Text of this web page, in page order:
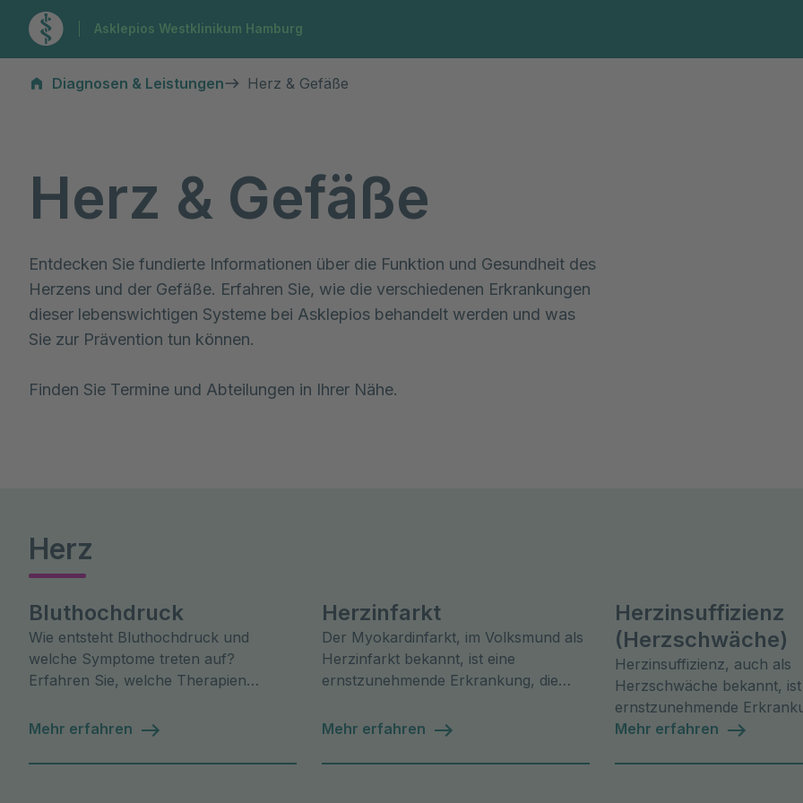
Zur Startseite
Asklepios Westklinikum Hamburg
Diagnosen & Leistungen
Herz & Gefäße
Herz & Gefäße
Entdecken Sie fundierte Informationen über die Funktion und Gesundheit des
Herzens und der Gefäße. Erfahren Sie, wie die verschiedenen Erkrankungen
dieser lebenswichtigen Systeme bei Asklepios behandelt werden und was
Sie zur Prävention tun können.
Finden Sie Termine und Abteilungen in Ihrer Nähe.
Herz
Bluthochdruck
Wie entsteht Bluthochdruck und
welche Symptome treten auf?
Erfahren Sie, welche Therapien
tun können
Mehr erfahren
Herzinfarkt
Der Myokardinfarkt, im Volksmund als
Herzinfarkt bekannt, ist eine
ernstzunehmende Erkrankung, die
Mehr erfahren
Herzinsuffizienz
(Herzschwäche)
Herzinsuffizienz, auch als
Herzschwäche bekannt, ist
ernstzunehmende
Leben der Betroffenen stark
Mehr erfahren